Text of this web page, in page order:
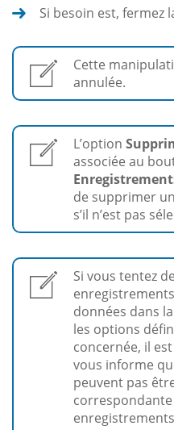
Si besoin est, fermez
Cette
annulée.
L’option
associée au
de supprimer
s’il n’est pas
Si vous tentez
données dans
les options
concernée, il
vous informe
peuvent pas